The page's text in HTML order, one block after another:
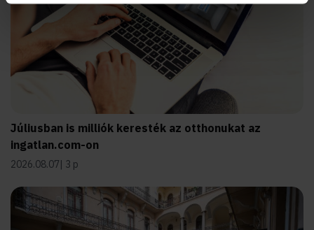
Júliusban is milliók keresték az otthonukat az
ingatlan.com-on
2026.08.07 3 p